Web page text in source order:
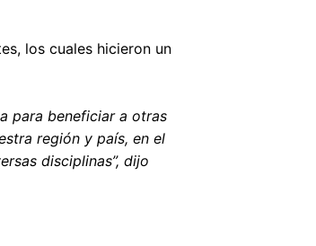
los cuales hicieron un
para beneficiar a otras
región y país, en el
disciplinas”, dijo